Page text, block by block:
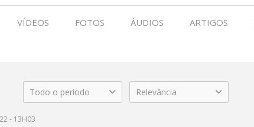
VÍDEOS FOTOS ÁUDIOS ARTIGOS
Todo o período Relevância
- 13H03